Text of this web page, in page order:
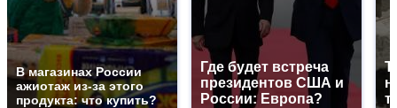
В магазинах России
ажиотаж из-за этого
продукта: что купить?
Где будет встреча
президентов США и
России: Европа?